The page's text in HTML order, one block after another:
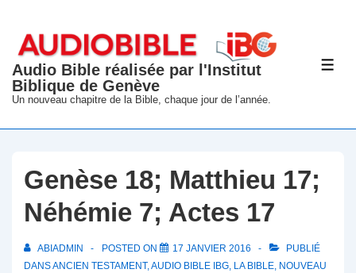
passer
contenu
principal
Audio Bible réalisée par l'Institut
Biblique de Genève
Un nouveau chapitre de la Bible, chaque jour de l’année.
Genèse 18; Matthieu 17;
Néhémie 7; Actes 17
ABIADMIN POSTED ON 17 JANVIER 2016
PUBLIÉ
DANSANCIEN TESTAMENT,AUDIO BIBLE IBG, LA BIBLE, NOUVEAU